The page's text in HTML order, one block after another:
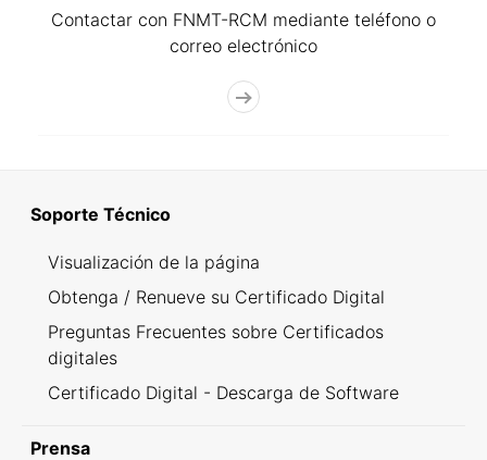
Contactar con FNMT-RCM mediante teléfono o
correo electrónico
Soporte Técnico
Visualización de la página
Obtenga / Renueve su Certificado Digital
Preguntas Frecuentes sobre Certificados
digitales
Certificado Digital - Descarga de Software
Prensa